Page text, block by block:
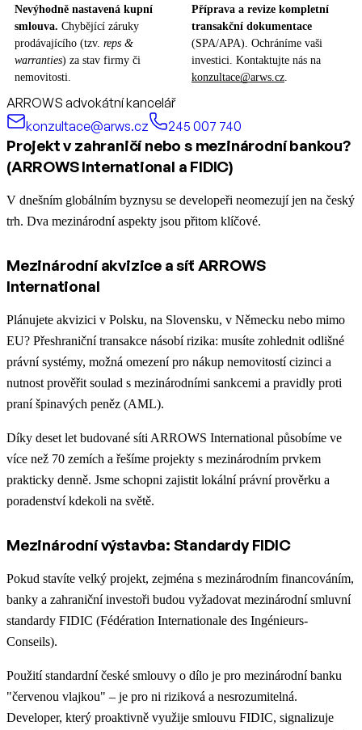
Nevýhodně nastavená kupní
smlouva. Chybějící záruky
prodávajícího (tzv. reps &
warranties) za stav firmy či
nemovitosti.
Příprava a revize kompletní
transakční dokumentace
(SPA/APA). Ochráníme vaši
investici. Kontaktujte nás na
konzultace@arws.cz
ARROWS advokátní kancelář
konzultace@arws.cz
245 007 740
Projekt v zahraničí nebo s mezinárodní bankou?
(ARROWS International a FIDIC)
V dnešním globálním byznysu se developeři neomezují jen na český
trh. Dva mezinárodní aspekty jsou přitom klíčové.
Mezinárodní akvizice a síť ARROWS
International
Plánujete akvizici v Polsku, na Slovensku, v Německu nebo mimo
EU? Přeshraniční transakce násobí rizika: musíte zohlednit odlišné
právní systémy, možná omezení pro nákup nemovitostí cizinci a
nutnost prověřit soulad s mezinárodními sankcemi a pravidly proti
praní špinavých peněz (AML).
Díky deset let budované síti ARROWS International působíme ve
více než 70 zemích a řešíme projekty s mezinárodním prvkem
prakticky denně. Jsme schopni zajistit lokální právní prověrku a
poradenství kdekoli na světě.
Mezinárodní výstavba: Standardy FIDIC
Pokud stavíte velký projekt, zejména s mezinárodním financováním,
banky a zahraniční investoři budou vyžadovat mezinárodní smluvní
standardy FIDIC (Fédération Internationale des Ingénieurs-
Conseils).
Použití standardní české smlouvy o dílo je pro mezinárodní banku
"červenou vlajkou" – je pro ni riziková a nesrozumitelná.
Developer, který proaktivně využije smlouvu FIDIC, signalizuje